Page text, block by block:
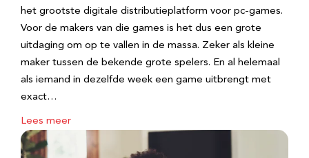
het grootste digitale distributieplatform voor pc-games.
Voor de makers van die games is het dus een grote
uitdaging om op te vallen in de massa. Zeker als kleine
maker tussen de bekende grote spelers. En al helemaal
als iemand in dezelfde week een game uitbrengt met
exact…
Lees meer